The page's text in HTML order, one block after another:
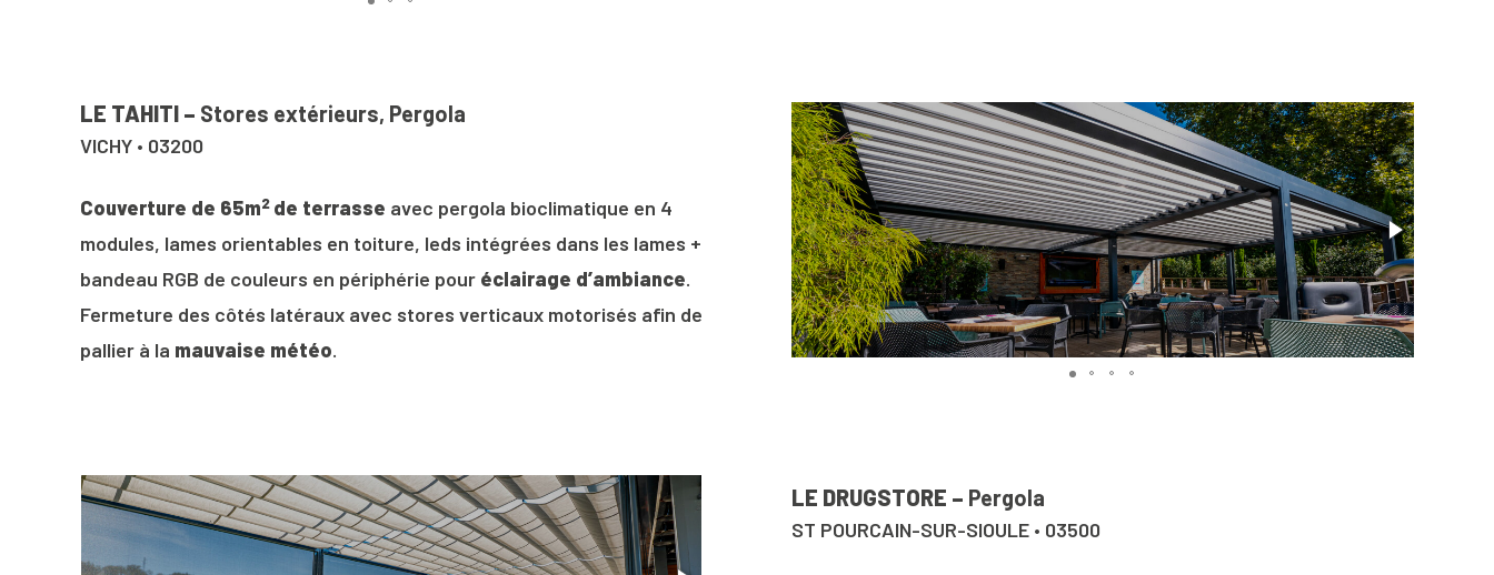
LE TAHITI – Stores extérieurs, Pergola
VICHY • 03200
Couverture de 65m2 de terrasse avec pergola bioclimatique en 4
modules, lames orientables en toiture, leds intégrées dans les lames +
bandeau RGB de couleurs en périphérie pour éclairage d’ambiance.
Fermeture des côtés latéraux avec stores verticaux motorisés afin de
pallier à la mauvaise météo.
LE DRUGSTORE – Pergola
ST POURCAIN-SUR-SIOULE • 03500